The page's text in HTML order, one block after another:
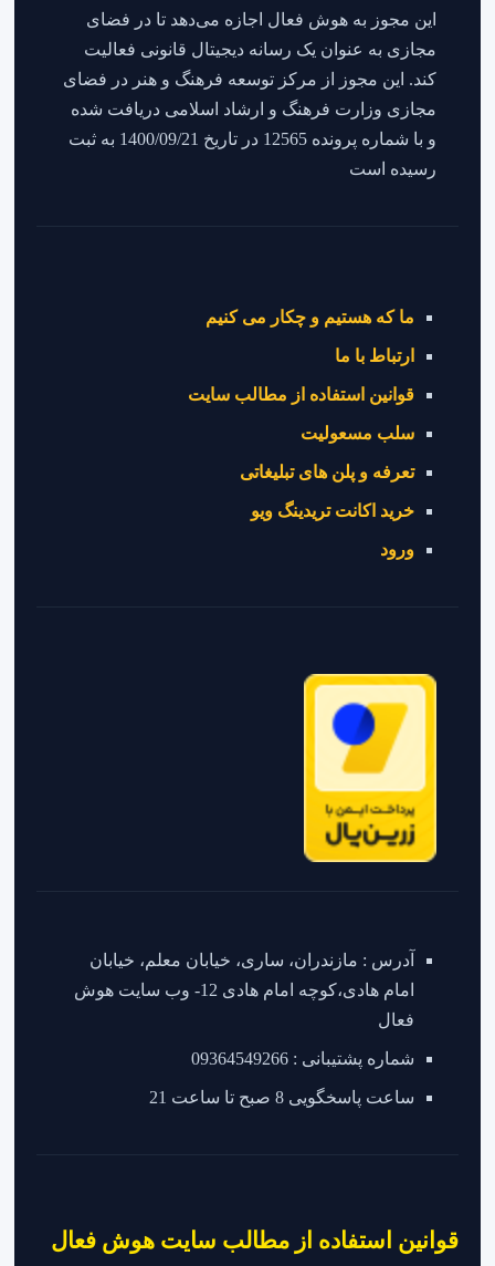
این مجوز به هوش فعال اجازه می‌دهد تا در فضای
مجازی به عنوان یک رسانه دیجیتال قانونی فعالیت
کند. این مجوز از مرکز توسعه فرهنگ و هنر در فضای
مجازی وزارت فرهنگ و ارشاد اسلامی دریافت شده
و با شماره پرونده 12565 در تاریخ 1400/09/21 به ثبت
رسیده است
ما که هستیم و چکار می کنیم
ارتباط با ما
قوانین استفاده از مطالب سایت
سلب مسعولیت
تعرفه و پلن های تبلیغاتی
خرید اکانت تریدینگ ویو
ورود
آدرس : مازندران، ساری، خیابان معلم، خیابان
امام هادی،کوچه امام هادی 12- وب سایت هوش
فعال
شماره پشتیبانی : 09364549266
ساعت پاسخگویی 8 صبح تا ساعت 21
قوانین استفاده از مطالب سایت هوش فعال